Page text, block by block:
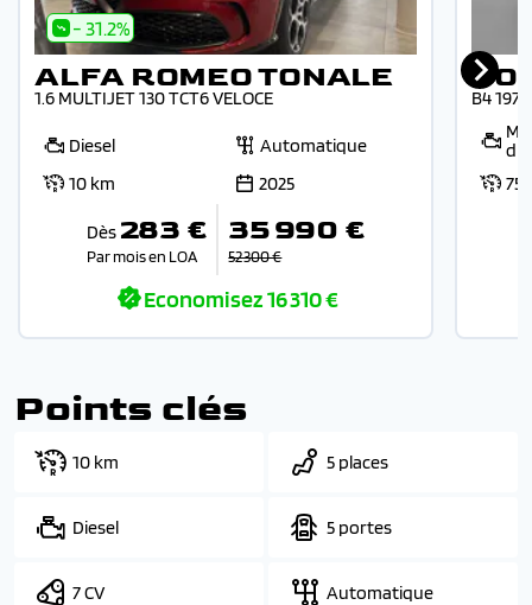
- 31.2%
ALFA ROMEO TONALE
1.6 MULTIJET 130 TCT6 VELOCE
Diesel
Automatique
10 km
2025
Dès 283 €
Par mois en LOA
35 990 €
52 300 €
Economisez16 310 €
B4 197
Points clés
10 km 5 places
Diesel 5 portes
7 CV Automatique